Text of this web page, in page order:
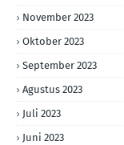
November 2023
Oktober 2023
September 2023
Agustus 2023
Juli 2023
Juni 2023